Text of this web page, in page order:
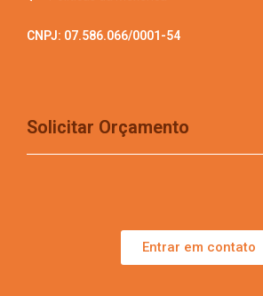
CNPJ: 07.586.066/0001-54
Solicitar Orçamento
Entrar em contato